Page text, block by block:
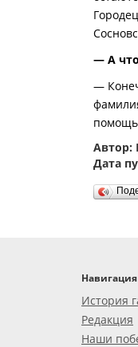
— А
—
Автор:
Дата
Навигация
История
Редакция
Наши